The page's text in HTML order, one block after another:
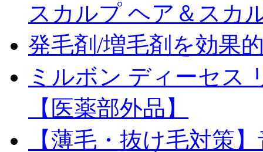
スカルプ ヘア＆スカ
発毛剤/増毛剤を効果
ミルボン ディーセス
【医薬部外品】
【薄毛・抜け毛対策